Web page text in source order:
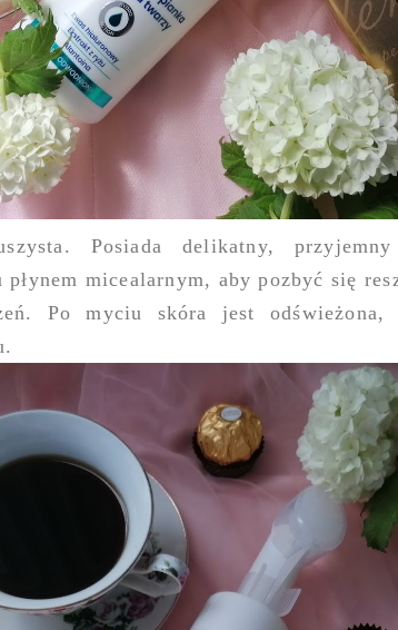
Posiada delikatny,
płynem micealarnym, aby pozbyć się
Po myciu skóra jest